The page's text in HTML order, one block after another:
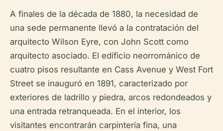
A finales de la década de 1880, la necesidad de
una sede permanente llevó a la contratación del
arquitecto Wilson Eyre, con John Scott como
arquitecto asociado. El edificio neorrománico de
cuatro pisos resultante en Cass Avenue y West Fort
Street se inauguró en 1891, caracterizado por
exteriores de ladrillo y piedra, arcos redondeados y
una entrada retranqueada. En el interior, los
visitantes encontrarán carpintería fina, una